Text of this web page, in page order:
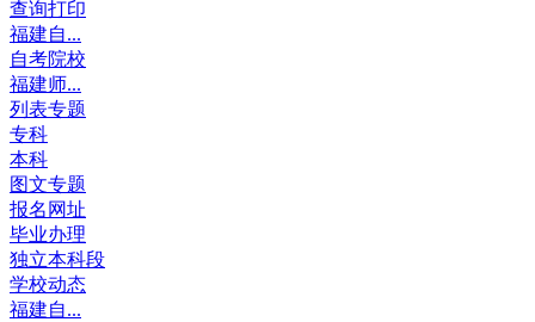
查询打印
福建自...
自考院校
福建师...
列表专题
专科
本科
图文专题
报名网址
毕业办理
独立本科段
学校动态
福建自...